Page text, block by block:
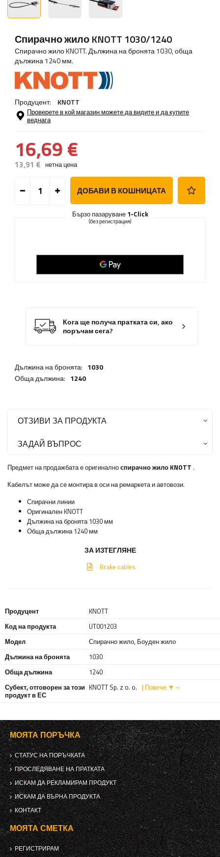
Спирачно жило KNOTT 1030/1240
Спирачно жило KNOTT. Дължина на бронята 1030, обща
дължина 1240 мм.
Продуцент: KNOTT
Проверете в кой магазин можете да видите и да купите
веднага
16,69 €
13,91 € нетна цена
ДОБАВИ В КОШНИЦАТА
Бързо пазаруване 1-Click
(без регистрация)
Кога ще получа пратката си, ако
поръчам сега?
Дължина на бронята: 1030
Обща дължина: 1240
ОТЗИВИ ЗА ПРОДУКТА
ЗАДАЙ ВЪПРОС
Предмет на продажбата е оригиналноспирачно жило KNOTT .
Кабелът може да се монтира в оси на ремаркета и автовози.
Спирачни линии
Оригинален KNOTT
Дължина на бронята 1030 мм
Обща дължина 1240 мм
ЗА ИЗТЕГЛЯНЕ
Brake cables
Продуцент
KNOTT
Код на продукта
UT001203
Модел
Спирачно жило, Боуден жило
Дължина на бронята
1030
Обща дължина
1240
Субект, отговорен за този
продукт в ЕС
KNOTT Sp. z o. o. | Повече ▼
МОЯТА ПОРЪЧКА
СТАТУС НА ПОРЪЧКАТА
ПРОСЛЕДЯВАНЕ НА ПРАТКАТА
ИСКАМ ДА РЕКЛАМИРАМ ПРОДУКТ
ИСКАМ ДА ВЪРНА ПРОДУКТА
КОНТАКТ
МОЯТА СМЕТКА
РЕГИСТРИРАМ